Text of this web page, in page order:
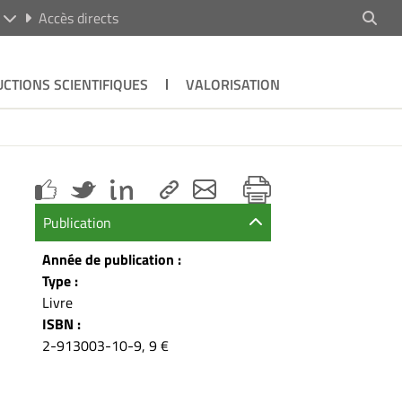
Accès directs
SCIENTIFIQUES VALORISATION
Publication
Année de publication :
Type :
Livre
ISBN :
2-913003-10-9, 9 €